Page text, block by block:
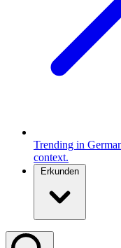
Trending in
context.
Erkunden